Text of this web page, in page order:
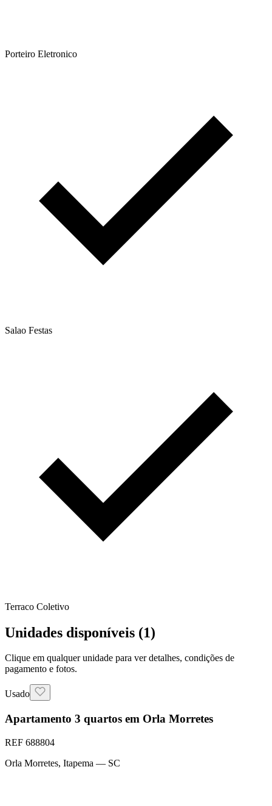
Porteiro Eletronico
Salao Festas
Terraco Coletivo
Unidades disponíveis (1)
Clique em qualquer unidade para ver detalhes, condições de
pagamento e fotos.
Usado
Apartamento 3 quartos em Orla Morretes
REF 688804
Orla Morretes, Itapema — SC